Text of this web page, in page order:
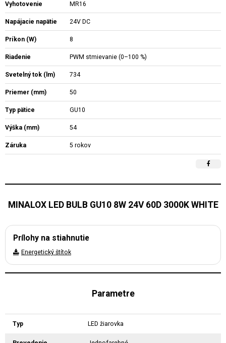
Vyhotovenie MR16
Napájacie napätie 24V DC
Príkon (W) 8
Riadenie PWM stmievanie (0–100 %)
Svetelný tok (lm) 734
Priemer (mm) 50
Typ pätice GU10
Výška (mm) 54
Záruka 5 rokov
MINALOX LED BULB GU10 8W 24V 60D 3000K WHITE
Prílohy na stiahnutie
Energetický štítok
Parametre
Typ LED žiarovka